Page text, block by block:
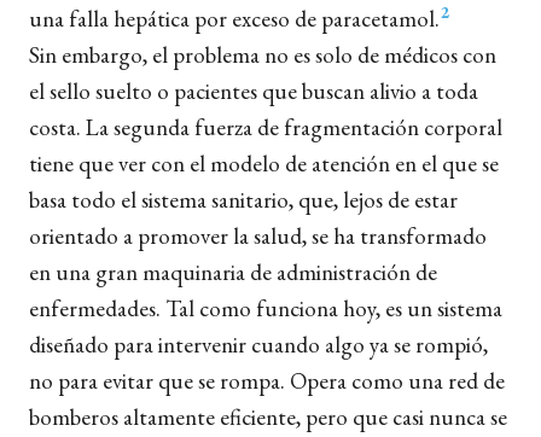
una falla hepática por exceso de paracetamol.2
Sin embargo, el problema no es solo de médicos con
el sello suelto o pacientes que buscan alivio a toda
costa. La segunda fuerza de fragmentación corporal
tiene que ver con el modelo de atención en el que se
basa todo el sistema sanitario, que, lejos de estar
orientado a promover la salud, se ha transformado
en una gran maquinaria de administración de
enfermedades. Tal como funciona hoy, es un sistema
diseñado para intervenir cuando algo ya se rompió,
no para evitar que se rompa. Opera como una red de
bomberos altamente eficiente, pero que casi nunca se